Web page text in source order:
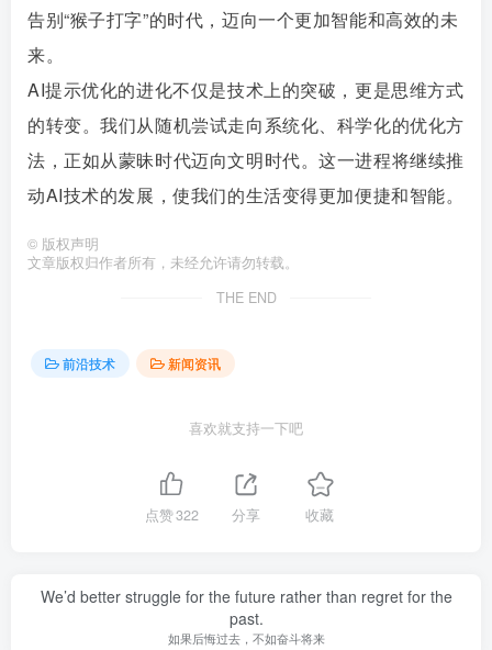
告别“猴子打字”的时代，迈向一个更加智能和高效的未
来。
AI提示优化的进化不仅是技术上的突破，更是思维方式
的转变。我们从随机尝试走向系统化、科学化的优化方
法，正如从蒙昧时代迈向文明时代。这一进程将继续推
动AI技术的发展，使我们的生活变得更加便捷和智能。
© 版权声明
文章版权归作者所有，未经允许请勿转载。
THE END
前沿技术 新闻资讯
喜欢就支持一下吧
点赞322 分享 收藏
We’d better struggle for the future rather than regret for the
past.
如果后悔过去，不如奋斗将来